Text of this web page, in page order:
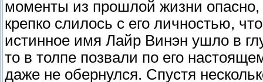
моменты из прошлой жизни опасно,
крепко слилось с его личностью,
истинное имя Лайр Винэн ушло в
то в толпе позвали по его
даже не обернулся. Спустя